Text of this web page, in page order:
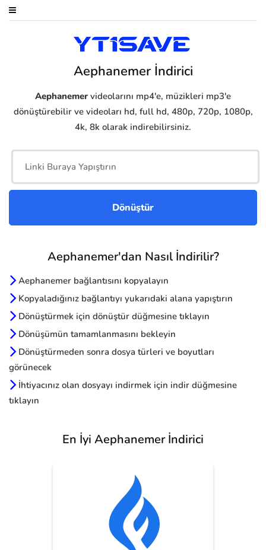
Aephanemer İndirici
Aephanemer videolarını mp4'e, müzikleri mp3'e
dönüştürebilir ve videoları hd, full hd, 480p, 720p, 1080p,
4k, 8k olarak indirebilirsiniz.
Aephanemer'dan Nasıl İndirilir?
Aephanemer bağlantısını kopyalayın
Kopyaladığınız bağlantıyı yukarıdaki alana yapıştırın
Dönüştürmek için dönüştür düğmesine tıklayın
Dönüşümün tamamlanmasını bekleyin
Dönüştürmeden sonra dosya türleri ve boyutları
görünecek
İhtiyacınız olan dosyayı indirmek için indir düğmesine
tıklayın
En İyi Aephanemer İndirici